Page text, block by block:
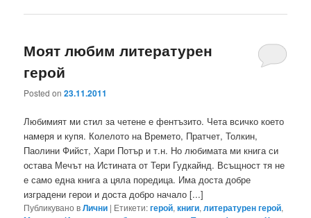
Моят любим литературен
герой
Posted on23.11.2011
Любимият ми стил за четене е фентъзито. Чета всичко което
намеря и купя. Колелото на Времето, Пратчет, Толкин,
Паолини Фийст, Хари Потър и т.н. Но любимата ми книга си
остава Мечът на Истината от Тери Гудкайнд. Всъщност тя не
е само една книга а цяла поредица. Има доста добре
изградени герои и доста добро начало [...]
Публикувано вЛични | Етикети:герой,книги,литературен герой,